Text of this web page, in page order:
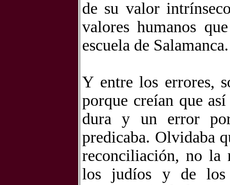
de su valor
valores humanos
escuela de Salamanca.
Y entre los errores,
porque creían que
dura y un error
predicaba. Olvidaba
reconciliación, no la
los judíos y de los